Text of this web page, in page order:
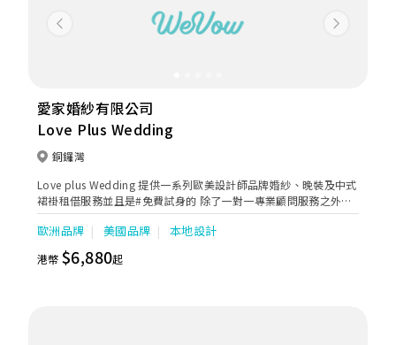
Previous Next
愛家婚紗有限公司
Love Plus Wedding
銅鑼灣
Love plus Wedding 提供一系列歐美設計師品牌婚紗、￼晚裝及中式
裙褂租借服務並且是#免費試身的 除了一對一專業顧問服務之外，￼
一系列婚紗和晚禮服也是用心為了配合每位￼￼準新娘子能夠找到合適
的夢想嫁衣， ￼從而不斷尋覓及增添不同嶄新元素達到最優質，￼讓您
在重要場合閃耀光芒，￼成為最耀眼的焦點。
歐洲品牌 美國品牌 本地設計
港幣$6,880起